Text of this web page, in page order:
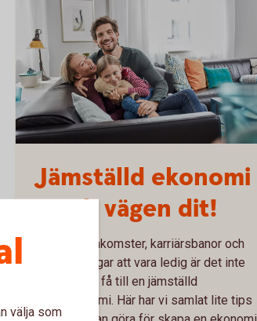
Jämställd ekonomi
– och vägen dit!
Med olika inkomster, karriärsbanor och
förutsättningar att vara ledig är det inte
alltid lätt att få till en jämställd
privatekonomi. Här har vi samlat lite tips
välja som